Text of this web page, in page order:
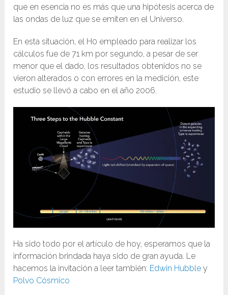
que en esencia no es más que una hipótesis acerca de
las ondas de luz que se emiten en el Universo.
En esta situación, el H0 empleado para realizar los
cálculos fue de 71 km por segundo, a pesar de ser
menor que el dado, los resultados obtenidos no se
vieron alterados o con errores en la medición, este
estudio se llevó a cabo en el año 2006.
Ha sido todo por el artículo de hoy, esperamos que la
información brindada haya sido de gran ayuda. Le
hacemos la invitación a leer también: Edwin Hubble y
Polvo Cósmico